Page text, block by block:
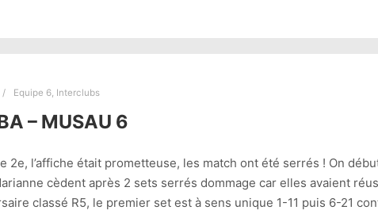
Equipe 6, Interclubs
– MUSAU 6
2e, l’affiche était prometteuse, les match ont été serrés ! On
cèdent après 2 sets serrés dommage car elles avaient
classé R5, le premier set est à sens unique 1-11 puis 6-21